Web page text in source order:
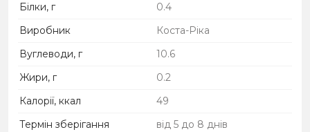
Білки, г
0.4
Виробник
Коста-Ріка
Вуглеводи, г
10.6
Жири, г
0.2
Калорії, ккал
49
Термін зберігання
від 5 до 8 днів